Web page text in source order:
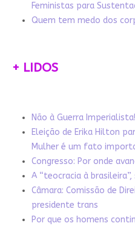
Feministas para
Quem tem medo dos
+ LIDOS
Não à Guerra Imperialista!
Eleição de Erika Hilton
Mulher é um fato
Congresso: Por onde
A “teocracia à
Câmara: Comissão de
presidente trans
Por que os homens